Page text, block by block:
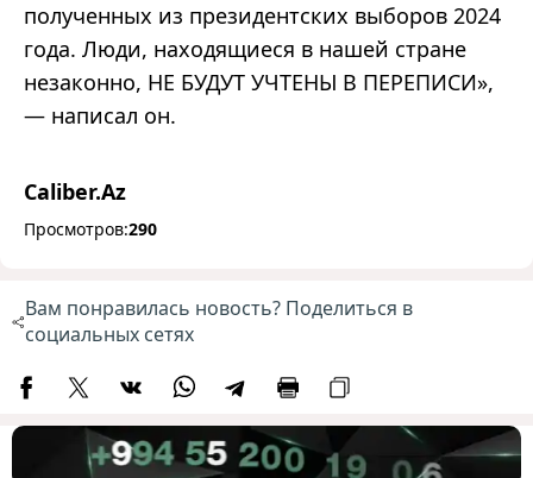
полученных из президентских выборов 2024
года. Люди, находящиеся в нашей стране
незаконно, НЕ БУДУТ УЧТЕНЫ В ПЕРЕПИСИ»,
— написал он.
Caliber.Az
Просмотров:290
Вам понравилась новость? Поделиться в
социальных сетях